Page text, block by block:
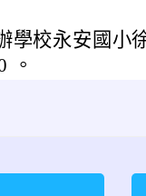
學校永安國小
。